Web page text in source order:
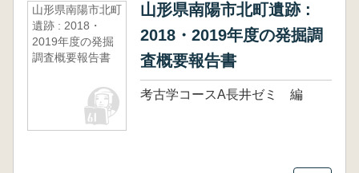
山形県南陽市北町
遺跡 : 2018・
2019年度の発掘
調査概要報告書
山形県南陽市北町遺跡 :
2018・2019年度の発掘調
査概要報告書
考古学コースA長井ゼミ 編